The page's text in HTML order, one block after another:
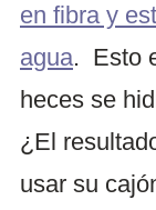
en fibra y
agua. Esto
heces se
¿El
usar su